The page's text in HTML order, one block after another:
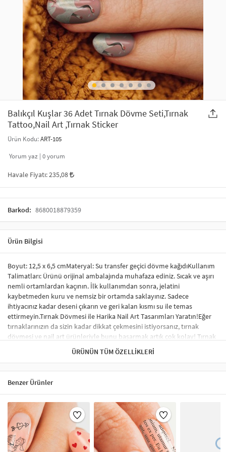
SAÇ AKSESUARLARI
GELİN / DÜĞÜN AKSESUARLARI
TELEFON ASKISI
MAKYAJ ÇANTASI
ŞAL VE FULAR
ODA KOKUSU VE MUM
PARTİ SÜSLERİ
YILBAŞI ÜRÜNLERİ
KULLAN AT TABAK BARDAK SETİ
Balıkçıl Kuşlar 36 Adet Tırnak Dövme Seti,Tırnak
Tattoo,Nail Art ,Tırnak Sticker
Ürün Kodu:ART-105
Yorum yaz | 0yorum
Havale Fiyatı:235,08
Barkod: 8680018879359
Ürün Bilgisi
Boyut: 12,5 x 6,5 cmMateryal: Su transfer geçici dövme kağıdıKullanım
Talimatları: Ürünü orijinal ambalajında muhafaza ediniz. Sıcak ve aşırı
nemli ortamlardan kaçının. İlk kullanımdan sonra, jelatini
kaybetmeden kuru ve nemsiz bir ortamda saklayınız. Sadece
ihtiyacınız kadar deseni çıkarın ve geri kalan kısmı su ile temas
ettirmeyin.Tırnak Dövmesi ile Harika Nail Art Tasarımları Yaratın!Eğer
tırnaklarınızın da sizin kadar dikkat çekmesini istiyorsanız, tırnak
dövmesi ve nail art ürünleriyle bunu başarmak artık çok kolay! Tırnak
sticker ve su transfer dövmesi kullanarak tırnaklarınıza benzersiz
tasarımlar yapabilir, profesyonel bir görünüm elde edebilirsiniz.
nail-art malzemesi gerektirmez. İstediğiniz desen ve modelleri rahatça
uygulayabilirsiniz.Tırnak Sticker Nedir?Tırnak stickerları, tırnakları
süslemek için özel olarak tasarlanmış renkli, küçük desenlerdir.
Uygulama süreci oldukça basittir ve şık bir tırnak süsleme sonucu elde
etmenizi sağlar. Tırnak sticker çeşitleri arasında; tırnağın tamamını
kaplayan, tek renk oje görünümü verenler ve minik şekillerle süslenen
modeller yer almaktadır. Ayrıca, çiçek, karikatür figürleri ve hayvan
desenleri gibi çok çeşitli seçenekler de mevcuttur.Tırnak Sticker Nasıl
ÜRÜNÜN TÜM ÖZELLIKLERI
Benzer Ürünler